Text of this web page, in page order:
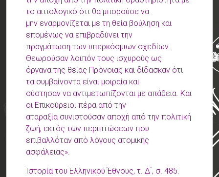
το αιτιολογικό ότι θα μπορούσε να
μην εναρμονίζεται με τη θεία βούληση και
επομένως να επιβραδύνει την
πραγμάτωση των υπερκόσμιων σχεδίων.
Θεωρούσαν λοιπόν τους ισχυρούς ως
όργανα της θείας Πρόνοιας και δίδασκαν ότι
τα συμβαίνοντα είναι μοιραία και
σύστησαν να αντιμετωπίζονται με απάθεια. Και
οι Επικούρειοι πέρα από την
αταραξία συνιστούσαν αποχή από την πολιτική
ζωή, εκτός των περιπτώσεων που
επιβαλλόταν από λόγους ατομικής
ασφάλειας».
Ιστορία του Ελληνικού Έθνους, τ. Δ ́, σ. 485.